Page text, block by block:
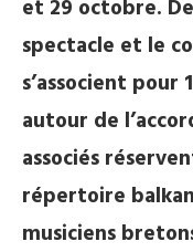
et 29 octobre.
spectacle et le
s’associent
autour de
associés
répertoire
musiciens